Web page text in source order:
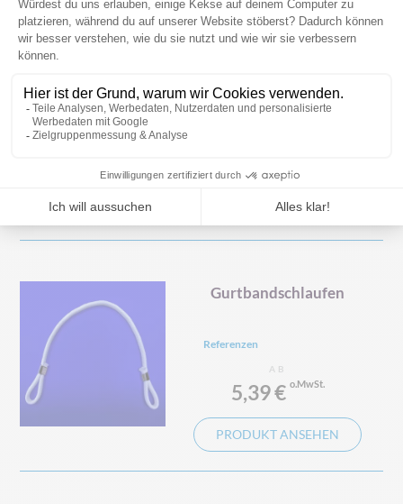
Fahnen: Flagbackbag
PRODUKT ANSEHEN
Gurtbandschlaufen
Referenzen
AB
5,39 €
PRODUKT ANSEHEN